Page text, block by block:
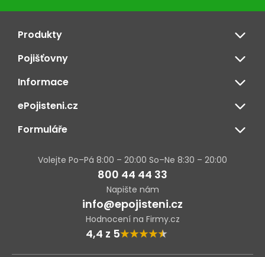
Produkty
Pojišťovny
Informace
ePojisteni.cz
Formuláře
Volejte Po–Pá 8:00 – 20:00 So–Ne 8:30 – 20:00
800 44 44 33
Napište nám
info@epojisteni.cz
Hodnocení na Firmy.cz
4,4 z 5